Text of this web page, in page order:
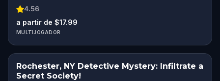
4.56
a partir de $17.99
MULTIJOGADOR
Rochester, NY Detective Mystery: Infiltrate a
Secret Society!